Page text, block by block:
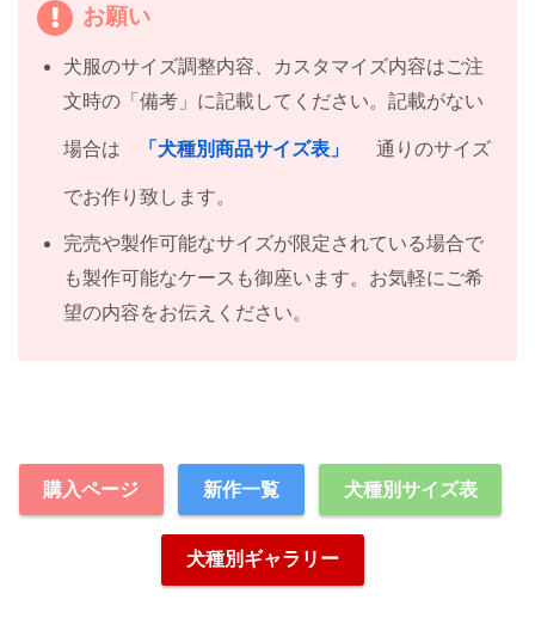
お願い
犬服のサイズ調整内容、カスタマイズ内容はご注
文時の「備考」に記載してください。記載がない
場合は 「犬種別商品サイズ表」 通りのサイズ
でお作り致します。
完売や製作可能なサイズが限定されている場合で
も製作可能なケースも御座います。お気軽にご希
望の内容をお伝えください。
購入ページ 新作一覧 犬種別サイズ表
犬種別ギャラリー